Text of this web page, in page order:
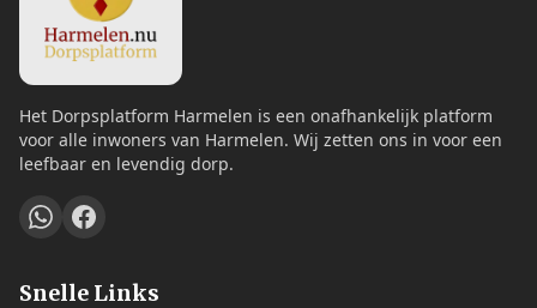
Het Dorpsplatform Harmelen is een onafhankelijk platform
voor alle inwoners van Harmelen. Wij zetten ons in voor een
leefbaar en levendig dorp.
Snelle Links